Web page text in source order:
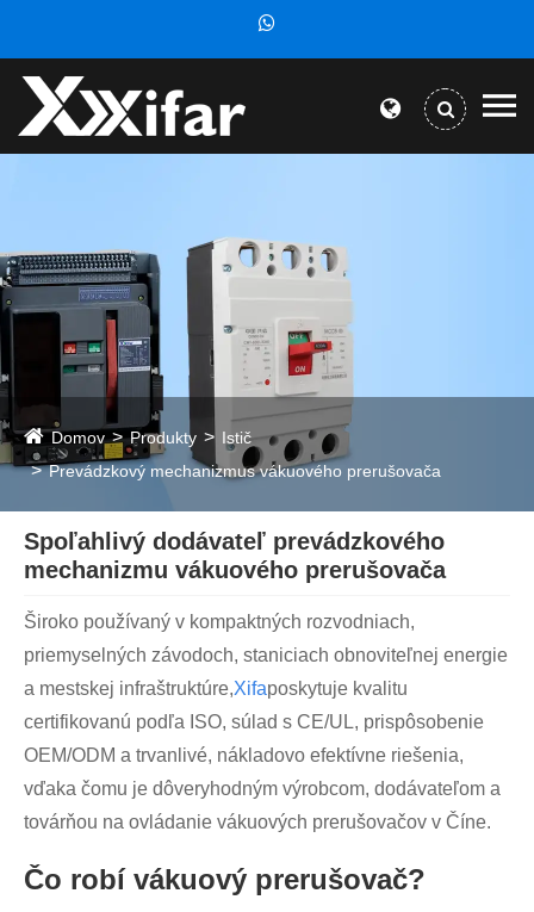
Domov Produkty
Istič
Prevádzkový mechanizmus vákuového prerušovača
Spoľahlivý dodávateľ prevádzkového
mechanizmu vákuového prerušovača
Široko používaný v kompaktných rozvodniach,
priemyselných závodoch, staniciach obnoviteľnej energie
a mestskej infraštruktúre,Xifaposkytuje kvalitu
certifikovanú podľa ISO, súlad s CE/UL, prispôsobenie
OEM/ODM a trvanlivé, nákladovo efektívne riešenia,
vďaka čomu je dôveryhodným výrobcom, dodávateľom a
továrňou na ovládanie vákuových prerušovačov v Číne.
Čo robí vákuový prerušovač?